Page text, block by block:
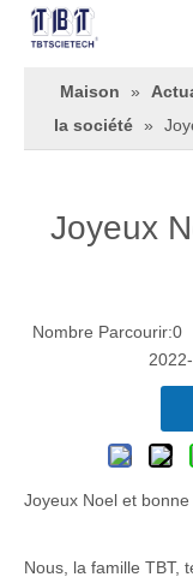
Maison »
la société »
Joyeux
Nombre Parcourir:0
Joyeux Noel et
Nous, la famille TBT,